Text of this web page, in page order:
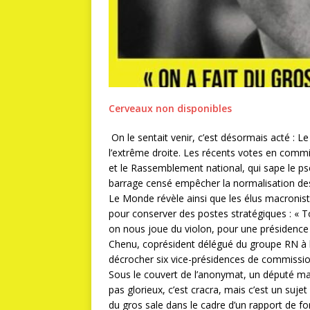
Cerveaux non disponibles
On le sentait venir, c’est désormais acté :
l’extrême droite. Les récents votes en
et le Rassemblement national, qui sape le
barrage censé empêcher la normalisation
Le Monde révèle ainsi que les élus
pour conserver des postes stratégiques : «
on nous joue du violon, pour une
Chenu, coprésident délégué du groupe RN
décrocher six vice-présidences de
Sous le couvert de l’anonymat, un député
pas glorieux, c’est cracra, mais c’est un
du gros sale dans le cadre d’un rapport de